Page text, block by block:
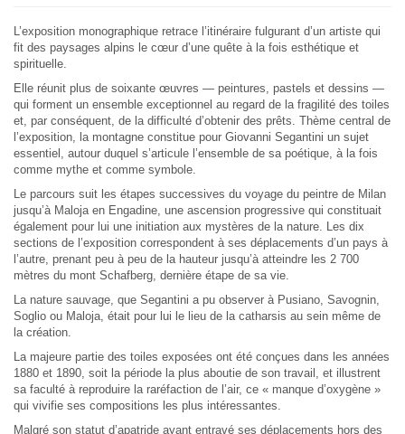
L’exposition monographique retrace l’itinéraire fulgurant d’un artiste qui
fit des paysages alpins le cœur d’une quête à la fois esthétique et
spirituelle.
Elle réunit plus de soixante œuvres — peintures, pastels et dessins —
qui forment un ensemble exceptionnel au regard de la fragilité des toiles
et, par conséquent, de la difficulté d’obtenir des prêts. Thème central de
l’exposition, la montagne constitue pour Giovanni Segantini un sujet
essentiel, autour duquel s’articule l’ensemble de sa poétique, à la fois
comme mythe et comme symbole.
Le parcours suit les étapes successives du voyage du peintre de Milan
jusqu’à Maloja en Engadine, une ascension progressive qui constituait
également pour lui une initiation aux mystères de la nature. Les dix
sections de l’exposition correspondent à ses déplacements d’un pays à
l’autre, prenant peu à peu de la hauteur jusqu’à atteindre les 2 700
mètres du mont Schafberg, dernière étape de sa vie.
La nature sauvage, que Segantini a pu observer à Pusiano, Savognin,
Soglio ou Maloja, était pour lui le lieu de la catharsis au sein même de
la création.
La majeure partie des toiles exposées ont été conçues dans les années
1880 et 1890, soit la période la plus aboutie de son travail, et illustrent
sa faculté à reproduire la raréfaction de l’air, ce « manque d’oxygène »
qui vivifie ses compositions les plus intéressantes.
Malgré son statut d’apatride ayant entravé ses déplacements hors des